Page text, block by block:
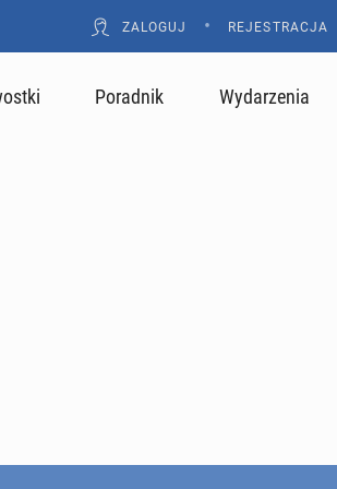
ZALOGUJ • REJESTRACJA
Poradnik Wydarzenia